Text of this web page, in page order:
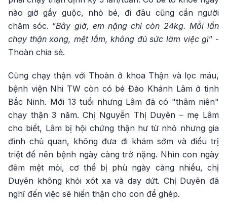
nào giờ gầy guộc, nhỏ bé, đi đâu cũng cần người
chăm sóc. “Bây giờ, em nặng chỉ còn 24kg. Mỗi lần
chạy thận xong, mệt lắm, không đủ sức làm việc gì” -
Thoàn chia sẻ.
Cùng chạy thận với Thoàn ở khoa Thận và lọc máu,
bệnh viện Nhi TW còn có bé Đào Khánh Lâm ở tỉnh
Bắc Ninh. Mới 13 tuổi nhưng Lâm đã có "thâm niên"
chạy thận 3 năm. Chị Nguyễn Thị Duyên – mẹ Lâm
cho biết, Lâm bị hội chứng thận hư từ nhỏ nhưng gia
đình chủ quan, không đưa đi khám sớm và điều trị
triệt để nên bệnh ngày càng trở nặng. Nhìn con ngày
đêm mệt mỏi, cơ thể bị phù ngày càng nhiều, chị
Duyên không khỏi xót xa và day dứt. Chị Duyên đã
nghĩ đến việc sẽ hiến thận cho con để ghép.